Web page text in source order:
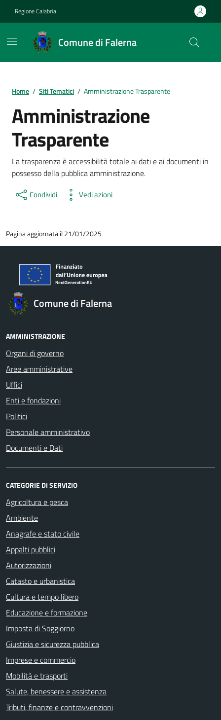
Regione Calabria
Comune di Falerna
Home / Siti Tematici / Amministrazione Trasparente
Amministrazione
Trasparente
La trasparenza è accessibilità totale ai dati e ai documenti in
possesso della pubblica amministrazione.
Condividi Vedi azioni
Pagina aggiornata il 21/01/2025
Comune di Falerna
AMMINISTRAZIONE
Organi di governo
Aree amministrative
Uffici
Enti e fondazioni
Politici
Personale amministrativo
Documenti e Dati
CATEGORIE DI SERVIZIO
Agricoltura e pesca
Ambiente
Anagrafe e stato civile
Appalti pubblici
Autorizzazioni
Catasto e urbanistica
Cultura e tempo libero
Educazione e formazione
Imposta di Soggiorno
Giustizia e sicurezza pubblica
Imprese e commercio
Mobilità e trasporti
Salute, benessere e assistenza
Tributi, finanze e contravvenzioni